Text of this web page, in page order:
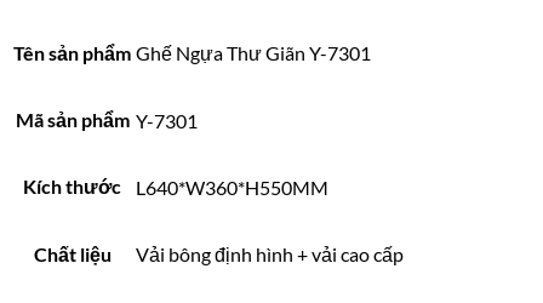
Tên sản phẩm Ghế Ngựa Thư Giãn Y-7301
Mã sản phẩm Y-7301
Kích thước L640*W360*H550MM
Chất liệu Vải bông định hình + vải cao cấp